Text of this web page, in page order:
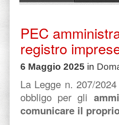
PEC
registro
6 Maggio 2025 in
La Legge n. 207/
obbligo per gli
comunicare il